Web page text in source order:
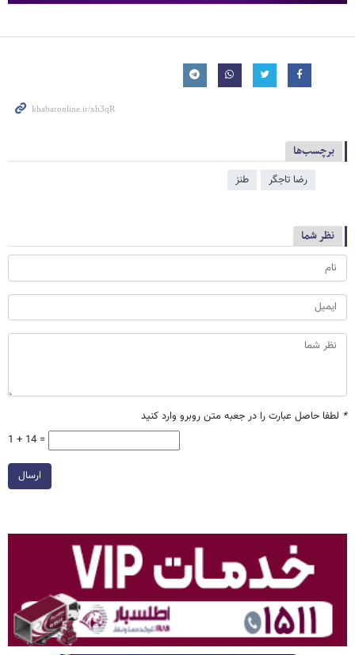
برچسب‌ها
رضا تاجگر طنز
نظر شما
* لطفا حاصل عبارت را در جعبه متن روبرو وارد کنید
1 + 14 =
ارسال